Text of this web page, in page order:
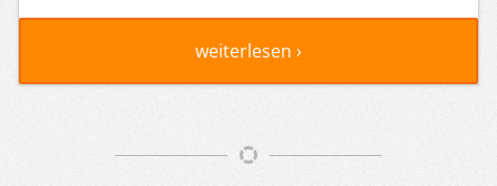
weiterlesen ›